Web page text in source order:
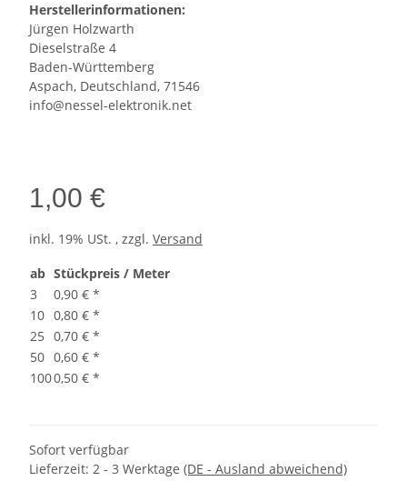
Herstellerinformationen:
Jürgen Holzwarth
Dieselstraße 4
Baden-Württemberg
Aspach, Deutschland, 71546
info@nessel-elektronik.net
1,00 €
inkl. 19% USt. , zzgl. Versand
ab Stückpreis / Meter
3
0,90 € *
10 0,80 € *
25 0,70 € *
50 0,60 € *
1000,50 € *
Sofort verfügbar
Lieferzeit: 2 - 3 Werktage (DE - Ausland abweichend)